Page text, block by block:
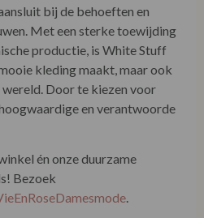
en verantwoorde
én onze duurzame